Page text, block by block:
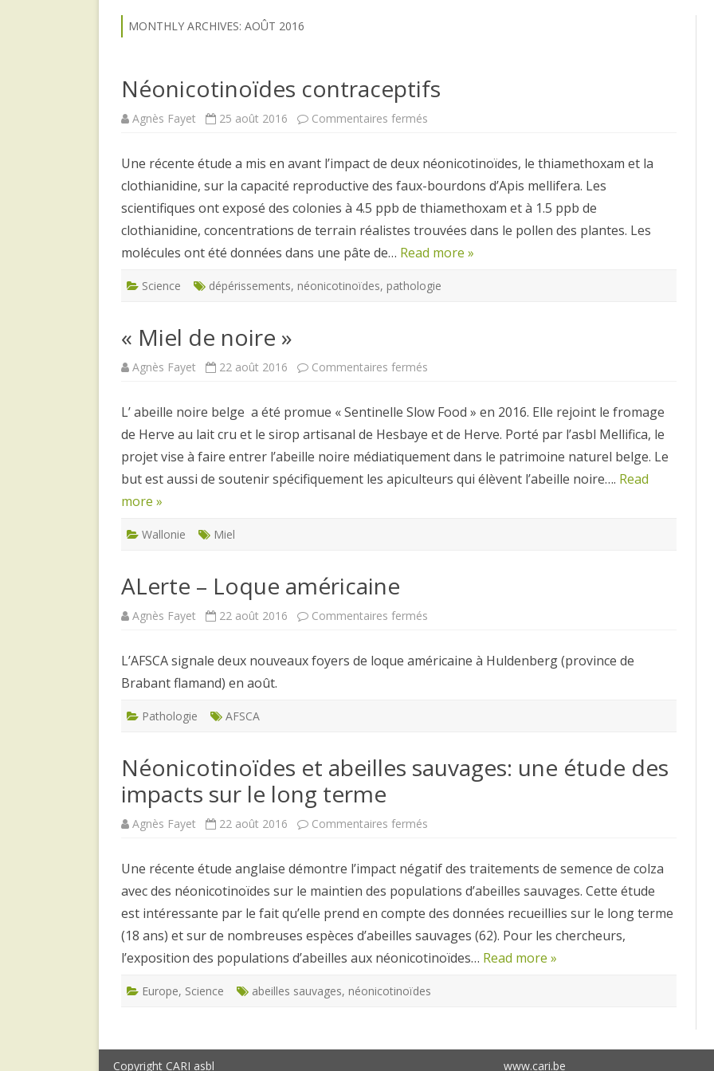
MONTHLY ARCHIVES: AOÛT 2016
Néonicotinoïdes contraceptifs
Agnès Fayet 25 août 2016 Commentaires fermés
Une récente étude a mis en avant l’impact de deux néonicotinoïdes, le thiamethoxam et la
clothianidine, sur la capacité reproductive des faux-bourdons d’Apis mellifera. Les
scientifiques ont exposé des colonies à 4.5 ppb de thiamethoxam et à 1.5 ppb de
clothianidine, concentrations de terrain réalistes trouvées dans le pollen des plantes. Les
molécules ont été données dans une pâte de… Read more »
Science dépérissements, néonicotinoïdes, pathologie
« Miel de noire »
Agnès Fayet 22 août 2016 Commentaires fermés
L’ abeille noire belge a été promue « Sentinelle Slow Food » en 2016. Elle rejoint le fromage
de Herve au lait cru et le sirop artisanal de Hesbaye et de Herve. Porté par l’asbl Mellifica, le
projet vise à faire entrer l’abeille noire médiatiquement dans le patrimoine naturel belge. Le
but est aussi de soutenir spécifiquement les apiculteurs qui élèvent l’abeille noire…. Read
more »
Wallonie Miel
ALerte – Loque américaine
Agnès Fayet 22 août 2016 Commentaires fermés
américaine
L’AFSCA signale deux nouveaux foyers de loque américaine à Huldenberg (province de
Brabant flamand) en août.
Pathologie AFSCA
Néonicotinoïdes et abeilles sauvages: une étude des
impacts sur le long terme
Agnès Fayet 22 août 2016 Commentaires fermés
sauvages:
une
étude
des
impacts
sur
le
long
terme
Une récente étude anglaise démontre l’impact négatif des traitements de semence de colza
avec des néonicotinoïdes sur le maintien des populations d’abeilles sauvages. Cette étude
est intéressante par le fait qu’elle prend en compte des données recueillies sur le long terme
(18 ans) et sur de nombreuses espèces d’abeilles sauvages (62). Pour les chercheurs,
l’exposition des populations d’abeilles aux néonicotinoïdes… Read more »
Europe, Science abeilles sauvages, néonicotinoïdes
Copyright CARI asbl www.cari.be